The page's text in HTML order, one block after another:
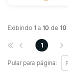
Exibindo 1 a 10 de 10
Pular para página:
1